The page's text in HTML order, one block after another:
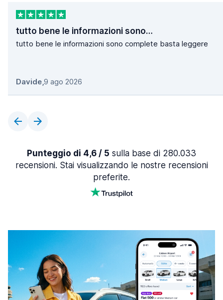
tutto bene le informazioni sono…
tutto bene le informazioni sono complete basta leggere
Davide,9 ago 2026
Punteggio di 4,6 / 5 sulla base di 280.033
recensioni. Stai visualizzando le nostre recensioni
preferite.